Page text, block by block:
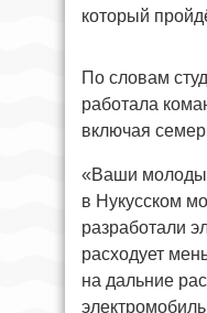
который
По словам
работала
включая
«Ваши
в Нукусском
разработали
расходует
на дальние